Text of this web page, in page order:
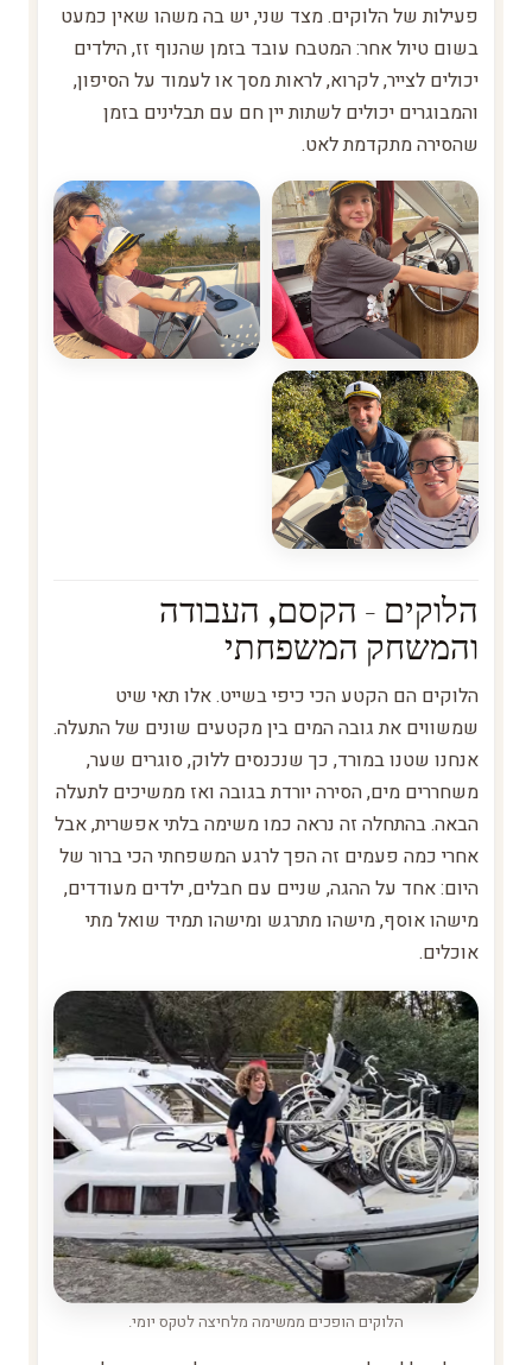
פעילות של הלוקים. מצד שני, יש בה משהו שאין כמעט
בשום טיול אחר: המטבח עובד בזמן שהנוף זז, הילדים
יכולים לצייר, לקרוא, לראות מסך או לעמוד על הסיפון,
והמבוגרים יכולים לשתות יין חם עם תבלינים בזמן
שהסירה מתקדמת לאט.
הלוקים - הקסם, העבודה
והמשחק המשפחתי
הלוקים הם הקטע הכי כיפי בשייט. אלו תאי שיט
שמשווים את גובה המים בין מקטעים שונים של התעלה.
אנחנו שטנו במורד, כך שנכנסים ללוק, סוגרים שער,
משחררים מים, הסירה יורדת בגובה ואז ממשיכים לתעלה
הבאה. בהתחלה זה נראה כמו משימה בלתי אפשרית, אבל
אחרי כמה פעמים זה הפך לרגע המשפחתי הכי ברור של
היום: אחד על ההגה, שניים עם חבלים, ילדים מעודדים,
מישהו אוסף, מישהו מתרגש ומישהו תמיד שואל מתי
אוכלים.
הלוקים הופכים ממשימה מלחיצה לטקס יומי.